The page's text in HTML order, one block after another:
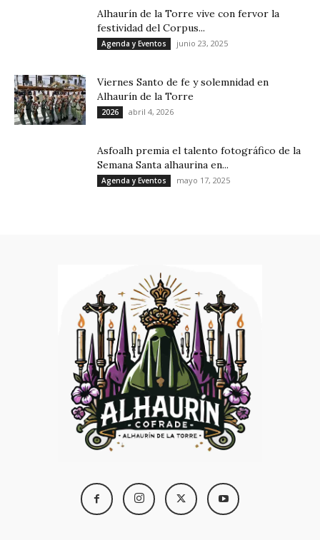
Alhaurín de la Torre vive con fervor la
festividad del Corpus...
Agenda y Eventos junio 23, 2025
Viernes Santo de fe y solemnidad en
Alhaurín de la Torre
2026 abril 4, 2026
Asfoalh premia el talento fotográfico de la
Semana Santa alhaurina en...
Agenda y Eventos mayo 17, 2025